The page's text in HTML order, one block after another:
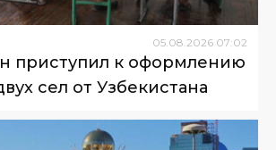
05 08 2026 07:02
приступил к оформлению
сел от Узбекистана